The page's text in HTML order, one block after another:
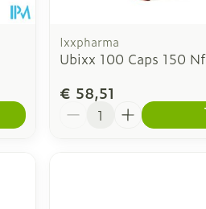
Ixxpharma
Ubixx 100 Caps 150 Nf
€ 58,51
Aantal